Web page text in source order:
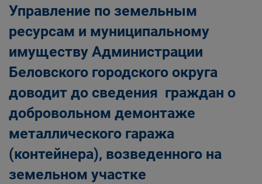
Беловского городского округа
Управление по земельным ресурсам и
муниципальному имуществу Администрации
Беловского городского округа
Управление по земельным
ресурсам и муниципальному
имуществу Администрации
Беловского городского округа
доводит до сведения граждан о
добровольном демонтаже
металлического гаража
(контейнера), возведенного на
земельном участке